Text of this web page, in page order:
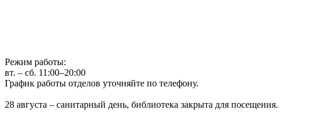
Режим работы:
вт. – сб. 11:00–20:00
График работы отделов уточняйте по телефону.
28 августа – санитарный день, библиотека закрыта для посещения.